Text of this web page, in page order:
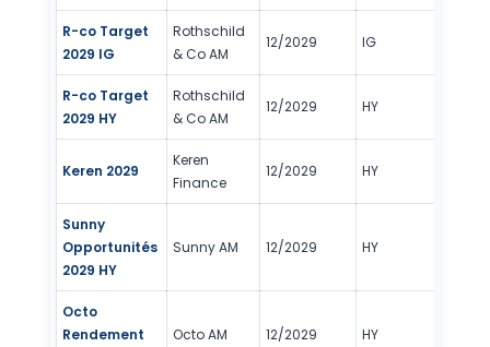
R-co Target
2029 IG
Rothschild
& Co AM
12/2029 IG
R-co Target
2029 HY
Rothschild
& Co AM
12/2029 HY
Keren 2029
Keren
Finance
12/2029 HY
Sunny
Opportunités
2029 HY
Sunny AM 12/2029 HY
Octo
Rendement
Octo AM 12/2029 HY